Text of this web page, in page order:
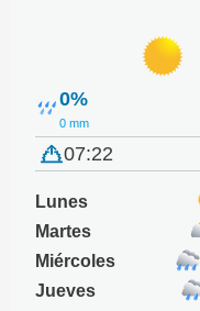
0%
0 mm
07:22
Lunes
Martes
Miércoles
Jueves